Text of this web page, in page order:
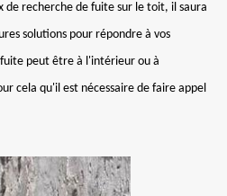
de recherche de fuite sur le toit, il saura
solutions pour répondre à vos
peut être à l'intérieur ou à
cela qu'il est nécessaire de faire appel